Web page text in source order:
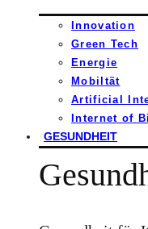
Innovation
Green Tech
Energie
Mobiltät
Artificial
Internet of
GESUNDHEIT